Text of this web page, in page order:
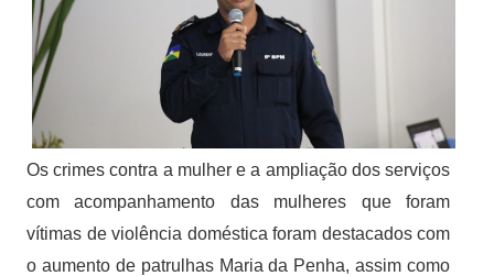
Os crimes contra a mulher e a ampliação dos serviços
com acompanhamento das mulheres que foram
vítimas de violência doméstica foram destacados com
o aumento de patrulhas Maria da Penha, assim como